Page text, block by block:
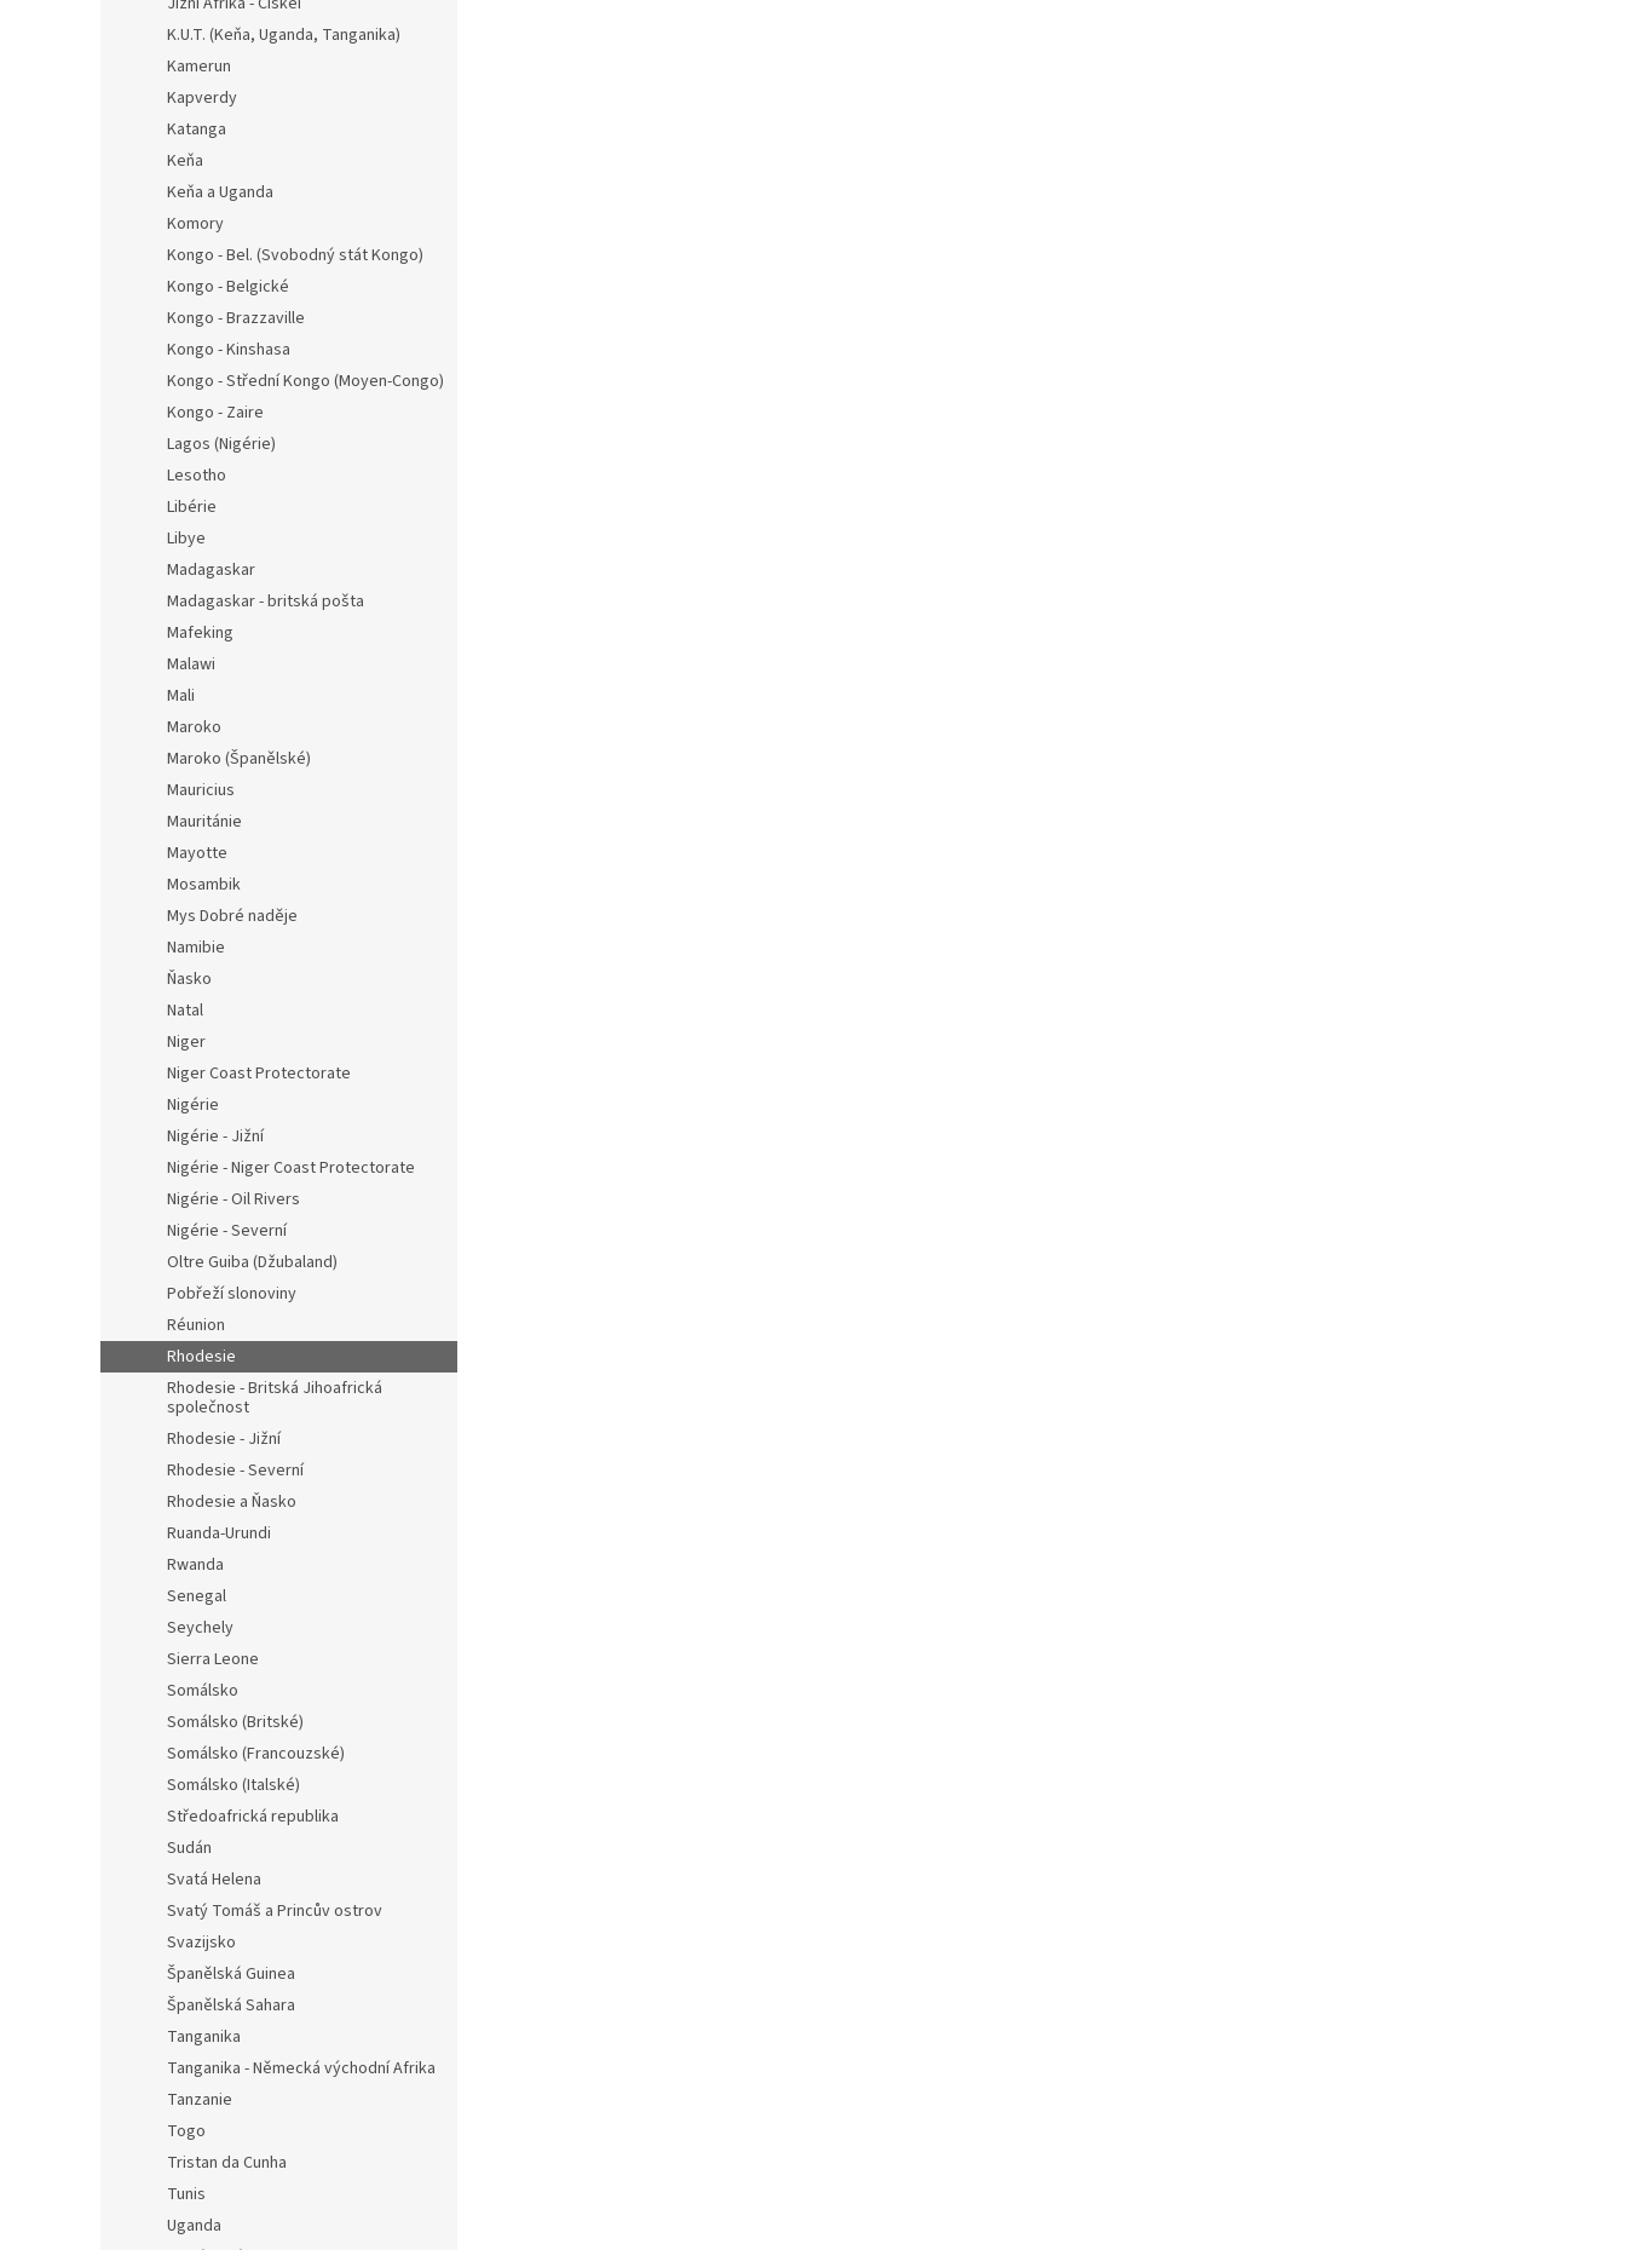
K.U.T. (Keňa, Uganda, Tanganika)
Kamerun
Kapverdy
Katanga
Keňa
Keňa a Uganda
Komory
Kongo - Bel. (Svobodný stát Kongo)
Kongo - Belgické
Kongo - Brazzaville
Kongo - Kinshasa
Kongo - Střední Kongo (Moyen-Congo)
Kongo - Zaire
Lagos (Nigérie)
Lesotho
Libérie
Libye
Madagaskar
Madagaskar - britská pošta
Mafeking
Malawi
Mali
Maroko
Maroko (Španělské)
Mauricius
Mauritánie
Mayotte
Mosambik
Mys Dobré naděje
Namibie
Ňasko
Natal
Niger
Niger Coast Protectorate
Nigérie
Nigérie - Jižní
Nigérie - Niger Coast Protectorate
Nigérie - Oil Rivers
Nigérie - Severní
Oltre Guiba (Džubaland)
Pobřeží slonoviny
Réunion
Rhodesie
Rhodesie - Britská Jihoafrická
společnost
Rhodesie - Jižní
Rhodesie - Severní
Rhodesie a Ňasko
Ruanda-Urundi
Rwanda
Senegal
Seychely
Sierra Leone
Somálsko
Somálsko (Britské)
Somálsko (Francouzské)
Somálsko (Italské)
Středoafrická republika
Sudán
Svatá Helena
Svatý Tomáš a Princův ostrov
Svazijsko
Španělská Guinea
Španělská Sahara
Tanganika
Tanganika - Německá východní Afrika
Tanzanie
Togo
Tristan da Cunha
Tunis
Uganda